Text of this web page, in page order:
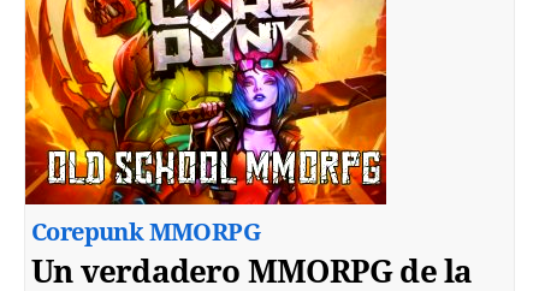
Corepunk MMORPG
Un verdadero MMORPG de la